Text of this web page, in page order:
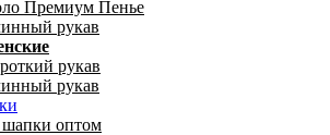
Премиум Пенье
рукав
рукав
рукав
оптом